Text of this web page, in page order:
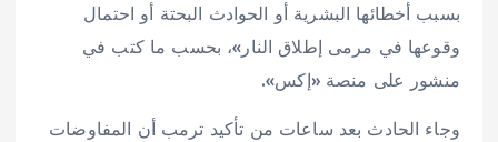
بسبب أخطائها البشرية أو الحوادث البحتة أو احتمال
وقوعها في مرمى إطلاق النار»، بحسب ما كتب في
منشور على منصة «إكس».
وجاء الحادث بعد ساعات من تأكيد ترمب أن المفاوضات